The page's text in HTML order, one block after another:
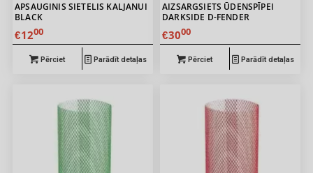
APSAUGINIS SIETELIS KALJANUI
BLACK
€1200
Pērciet Parādīt detaļas
AIZSARGSIETS ŪDENSPĪPEI
DARKSIDE D-FENDER
€3000
Pērciet Parādīt detaļas